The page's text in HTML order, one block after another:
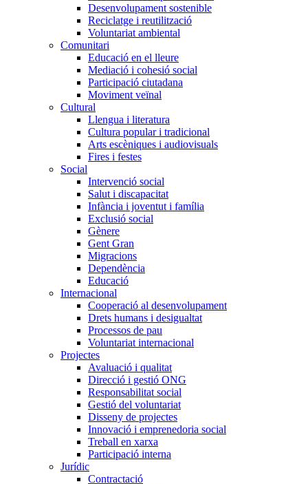
Desenvolupament sostenible
Reciclatge i reutilització
Voluntariat ambiental
Comunitari
Educació en el lleure
Mediació i cohesió social
Participació ciutadana
Moviment veïnal
Cultural
Llengua i literatura
Cultura popular i tradicional
Arts escèniques i audiovisuals
Fires i festes
Social
Intervenció social
Salut i discapacitat
Infància i joventut i família
Exclusió social
Gènere
Gent Gran
Migracions
Dependència
Educació
Internacional
Cooperació al desenvolupament
Drets humans i desigualtat
Processos de pau
Voluntariat internacional
Projectes
Avaluació i qualitat
Direcció i gestió ONG
Responsabilitat social
Gestió del voluntariat
Disseny de projectes
Innovació i emprenedoria social
Treball en xarxa
Participació interna
Jurídic
Contractació